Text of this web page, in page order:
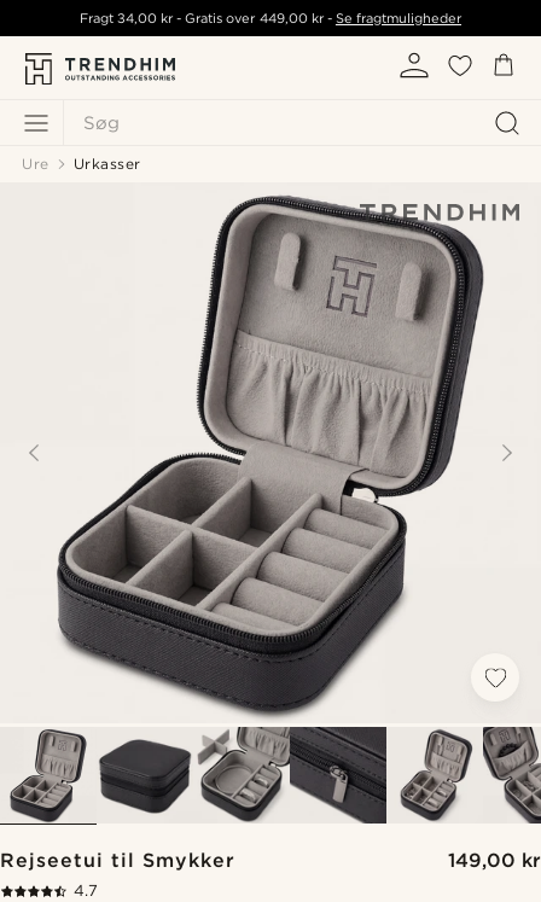
Søg
Fragt34,00 kr - Gratis over 449,00 kr- Se fragtmuligheder
Ure Urkasser
Rejseetui til Smykker 149,00 kr
4.7